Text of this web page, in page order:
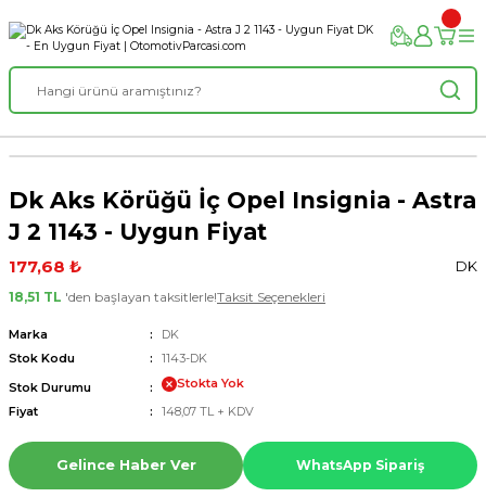
Dk Aks Körüğü İç Opel Insignia - Astra
J 2 1143 - Uygun Fiyat
177,68 ₺
DK
18,51 TL 'den başlayan taksitlerle!Taksit Seçenekleri
Marka
DK
Stok Kodu
1143-DK
Stok Durumu
Stokta Yok
Fiyat
148,07 TL + KDV
Gelince Haber Ver WhatsApp Sipariş